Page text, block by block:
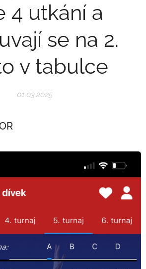
4 utkání a
se na 2.
v tabulce
01.03.2025